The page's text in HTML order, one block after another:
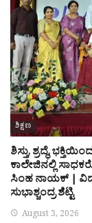
ಶಿಕ್ಷಣ
ಶಿಸ್ತು, ಶ್ರದ್ಧೆ,
ಕಾಲೇಜಿನಲ್ಲಿ
ಸಿಂಹ ನಾಯಕ್ |
ಸುಭಾಶ್ಚಂದ್ರ ಶೆಟ್ಟಿ
August 3, 2026